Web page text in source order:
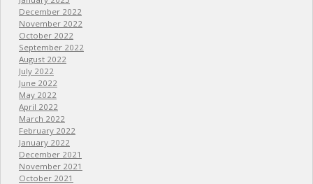
December 2022
November 2022
October 2022
September 2022
August 2022
July 2022
June 2022
May 2022
April 2022
March 2022
February 2022
January 2022
December 2021
November 2021
October 2021